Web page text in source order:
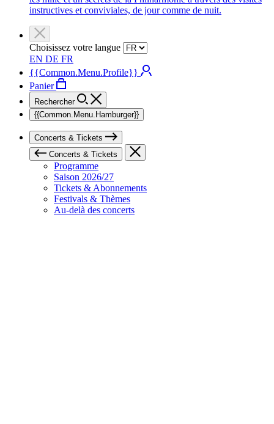
instructives et conviviales, de jour comme de nuit.
Choisissez votre langue
EN DE FR
{{Common.Menu.Profile}}
Panier
Rechercher
{{Common.Menu.Hamburger}}
Concerts & Tickets
Concerts & Tickets
Programme
Saison 2026/27
Tickets & Abonnements
Festivals & Thèmes
Au-delà des concerts